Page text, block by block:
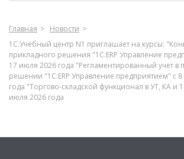
Главная
Новости
1С:Учебный центр N1 приглашает на курсы:
прикладного решения "1С:ERP Управление
17 июля 2026 года "Регламентированный учет в
решении "1С:ERP Управление предприятием" с
года "Торгово-складской функционал в УТ, КА и
июля 2026 года